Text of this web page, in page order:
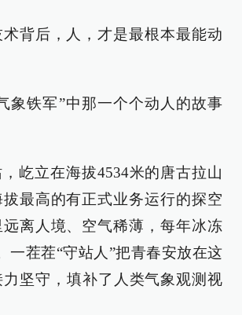
背后，人，才是最根本最能动
象铁军”中那一个个动人的故事
屹立在海拔4534米的唐古拉山
拔最高的有正式业务运行的探空
离人境、空气稀薄，每年冰冻
一茬茬“守站人”把青春安放在这
力坚守，填补了人类气象观测视